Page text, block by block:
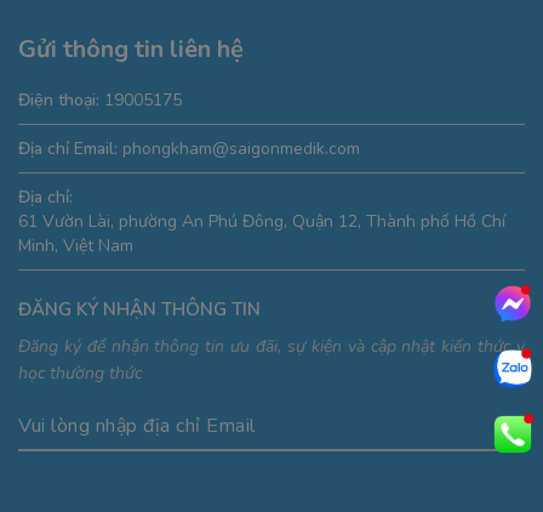
Gửi thông tin liên hệ
Điện thoại: 19005175
Địa chỉ Email: phongkham@saigonmedik.com
Địa chỉ:
61 Vườn Lài, phường An Phú Đông, Quận 12, Thành phố Hồ Chí
Minh, Việt Nam
ĐĂNG KÝ NHẬN THÔNG TIN
Đăng ký để nhận thông tin ưu đãi, sự kiện và cập nhật kiến thức y
học thường thức
Vui lòng nhập địa chỉ Email